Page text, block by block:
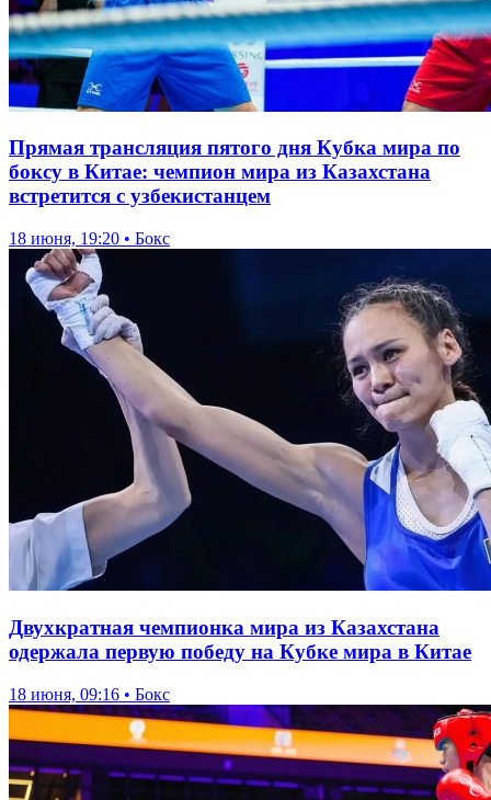
Прямая трансляция пятого дня Кубка мира по
боксу в Китае: чемпион мира из Казахстана
встретится с узбекистанцем
18 июня, 19:20 • Бокс
Двухкратная чемпионка мира из Казахстана
одержала первую победу на Кубке мира в Китае
18 июня, 09:16 • Бокс